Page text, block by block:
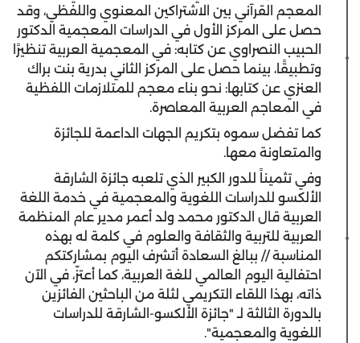
المعجم القرآني بين الاشتراكين المعنوي واللفظي، وقد
حصل على المركز الأول في الدراسات المعجمية الدكتور
الحبيب النصراوي عن كتابه: في المعجمية العربية تنظيرًا
وتطبيقًا، بينما حصل على المركز الثاني بدرية بنت براك
العنزي عن كتابها: نحو بناء معجم للمتلازمات اللفظية
في المعاجم العربية المعاصرة.
كما تفضل سموه بتكريم الجهات الداعمة للجائزة
والمتعاونة معها.
وفي تثميناً للدور الكبير الذي تلعبه جائزة الشارقة
الألكسو للدراسات اللغوية والمعجمية في خدمة اللغة
العربية قال الدكتور محمد ولد أعمر مدير عام المنظمة
العربية للتربية والثقافة والعلوم في كلمة له بهذه
المناسبة // ببالغ السعادة أتشرف اليوم بمشاركتكم
احتفالية اليوم العالمي للغة العربية، كما أعتزّ، في الآن
ذاته، بهذا اللقاء التكريمي لثلة من الباحثين الفائزين
بالدورة الثالثة لـ "جائزة الألكسو-الشارقة للدراسات
اللغوية والمعجمية".